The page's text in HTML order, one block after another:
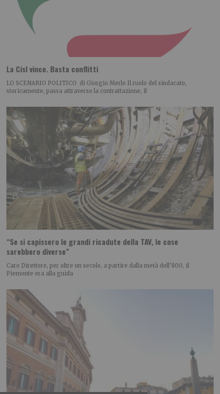
La Cisl vince. Basta conflitti
LO SCENARIO POLITICO di Giorgio Merlo Il ruolo del sindacato,
storicamente, passa attraverso la contrattazione, il
“Se si capissero le grandi ricadute della TAV, le cose
sarebbero diverse”
Caro Direttore, per oltre un secolo, a partire dalla metà dell’800, il
Piemonte era alla guida